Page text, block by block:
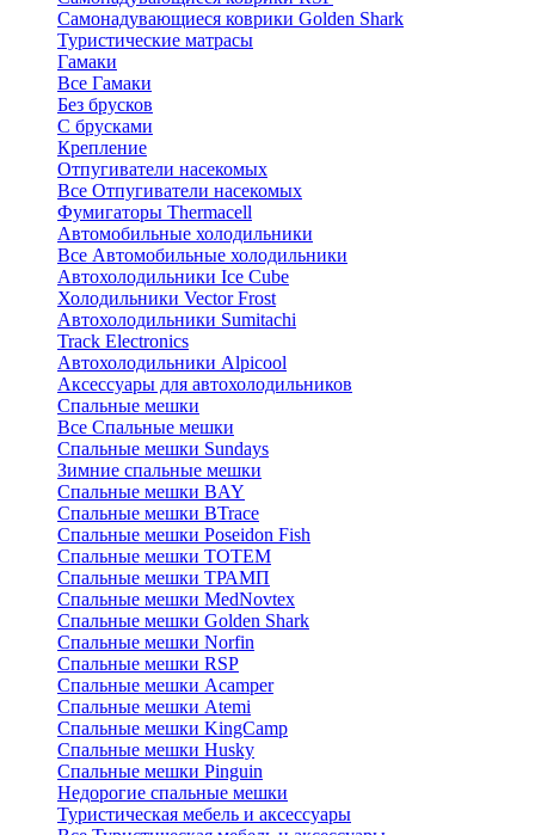
Самонадувающиеся коврики Golden Shark
Туристические матрасы
Гамаки
Все Гамаки
Без брусков
С брусками
Крепление
Отпугиватели насекомых
Все Отпугиватели насекомых
Фумигаторы Thermacell
Автомобильные холодильники
Все Автомобильные холодильники
Автохолодильники Ice Cube
Холодильники Vector Frost
Автохолодильники Sumitachi
Track Electronics
Автохолодильники Alpicool
Аксессуары для автохолодильников
Спальные мешки
Все Спальные мешки
Спальные мешки Sundays
Зимние спальные мешки
Спальные мешки BAY
Спальные мешки BTrace
Спальные мешки Poseidon Fish
Спальные мешки ТОТЕМ
Спальные мешки ТРАМП
Cпальные мешки MedNovtex
Спальные мешки Golden Shark
Спальные мешки Norfin
Спальные мешки RSP
Спальные мешки Acamper
Спальные мешки Atemi
Спальные мешки KingCamp
Спальные мешки Husky
Спальные мешки Pinguin
Недорогие спальные мешки
Туристическая мебель и аксессуары